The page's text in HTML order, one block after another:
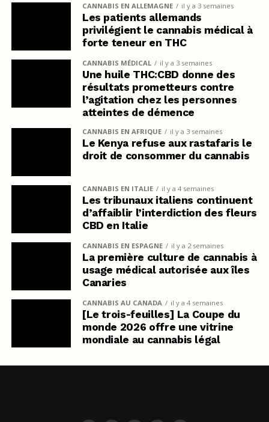
CANNABIS EN ALLEMAGNE il y a 3 semaines
Les patients allemands
privilégient le cannabis médical à
forte teneur en THC
CANNABIS MÉDICAL il y a 3 semaines
Une huile THC:CBD donne des
résultats prometteurs contre
l’agitation chez les personnes
atteintes de démence
CANNABIS EN AFRIQUE il y a 3 semaines
Le Kenya refuse aux rastafaris le
droit de consommer du cannabis
CANNABIS EN ITALIE il y a 4 semaines
Les tribunaux italiens continuent
d’affaiblir l’interdiction des fleurs
CBD en Italie
CANNABIS EN ESPAGNE il y a 2 semaines
La première culture de cannabis à
usage médical autorisée aux îles
Canaries
CANNABIS AU CANADA il y a 4 semaines
[Le trois-feuilles] La Coupe du
monde 2026 offre une vitrine
mondiale au cannabis légal